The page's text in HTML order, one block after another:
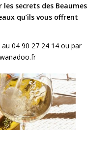
les secrets des Beaumes
qu’ils vous offrent
au 04 90 27 24 14 ou par